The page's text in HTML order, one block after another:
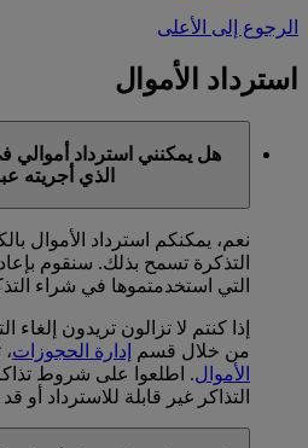
الرجوع إلى الأعلى
استرداد الأموال
هل يمكنني استرداد أموالي
الذي أجريته
نعم، يمكنكم استرداد
التذكرة تسمح بذلك. سنقوم
التي استخدمتموها في شراء
إذا كنتم لا تزالون تريدون إلغاء
من خلال قسم
إدارة الحجوزات،
الأموال. اطلعوا على شروط
التذاكر غير قابلة للاسترداد